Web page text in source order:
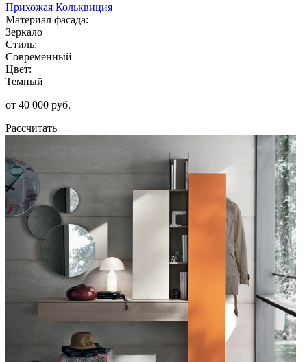
Прихожая Кольквиция
Материал фасада:
Зеркало
Стиль:
Современный
Цвет:
Темный
от 40 000 руб.
Рассчитать